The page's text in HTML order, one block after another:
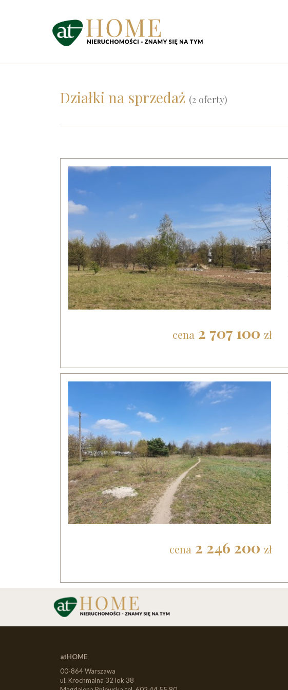
Działki na sprzedaż (2 oferty)
cena 2 707 100 zł
cena 2 246 200 zł
atHOME
00-864 Warszawa
ul. Krochmalna 32 lok 38